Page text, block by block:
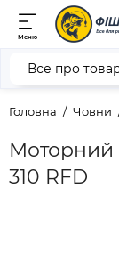
Меню
Головна Човни
Моторний
310 RFD
Все про